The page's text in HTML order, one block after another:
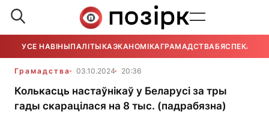
УСЕ НАВІНЫПАЛІТЫКАЭКАНОМІКАГРАМАДСТВАБЯСПЕКА
Грамадства 03.10.2024 20:36
Колькасць настаўнікаў у Беларусі за тры
гады скарацілася на 8 тыс. (падрабязна)